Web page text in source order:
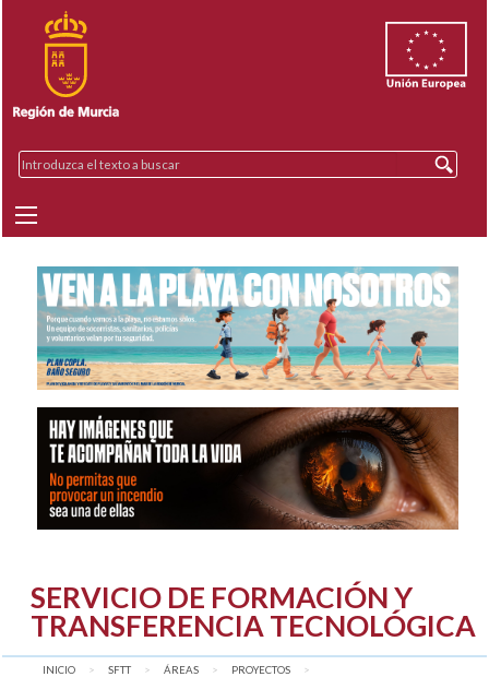
SERVICIO DE FORMACIÓN Y
TRANSFERENCIA TECNOLÓGICA
INICIO SFTT ÁREAS
PROYECTOS